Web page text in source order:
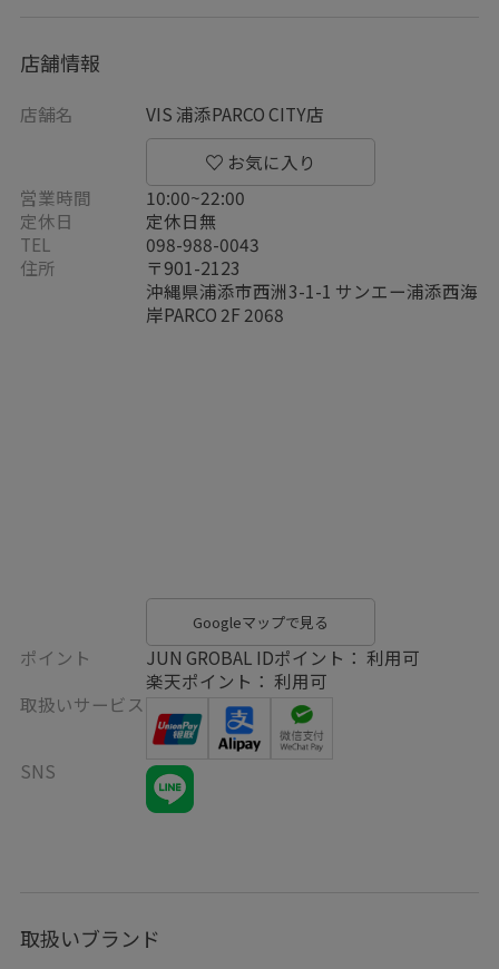
店舗情報
店舗名 VIS 浦添PARCO CITY店
営業時間
10:00~22:00
定休日
定休日無
TEL
098-988-0043
住所
〒901-2123
沖縄県浦添市西洲3-1-1 サンエー浦添西海
岸PARCO 2F 2068
Googleマップで見る
ポイント
JUN GROBAL IDポイント： 利用可
楽天ポイント： 利用可
取扱いサービス
SNS
取扱いブランド